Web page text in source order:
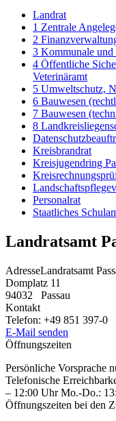
Landrat
1 Zentrale
2
3 Kommunale und
4 Öffentliche
Veterinäramt
5 Umweltschutz,
6 Bauwesen
7 Bauwesen
8
Kreisbrandrat
Kreisjugendring
Personalrat
Staatliches
Landratsamt
AdresseLandratsamt
Domplatz 11
94032
Passau
Kontakt
Telefon: +49 851 397-0
E-Mail senden
Öffnungszeiten
Persönliche Vorsprache
Telefonische
– 12:00 Uhr Mo.-Do.:
Öffnungszeiten bei den